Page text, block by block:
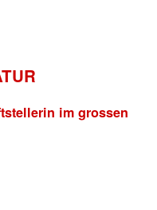
im grossen